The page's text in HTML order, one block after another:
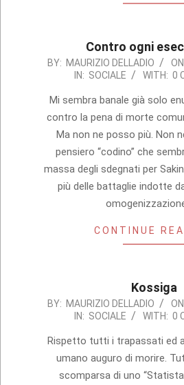
Contro ogni
2010-
28
BY: MAURIZIO DELLADIO
IN: SOCIALE WITH: 0
Mi sembra banale già solo
contro la pena di morte
Ma non ne posso più. Non
pensiero “codino” che
massa degli sdegnati per
più delle battaglie indotte
CONTINUE
Kossiga
2010-
17
BY: MAURIZIO DELLADIO
IN: SOCIALE WITH: 0
Rispetto tutti i trapassati ed
umano auguro di morire.
scomparsa di uno